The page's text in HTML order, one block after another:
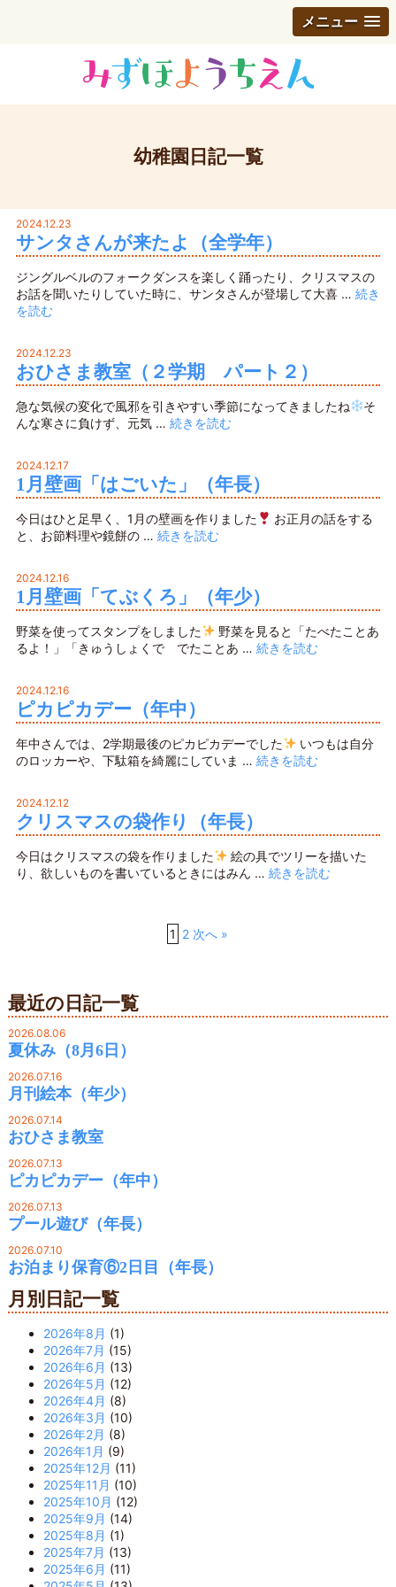
メニュー
幼稚園日記一覧
2024.12.23
サンタさんが来たよ（全学年）
ジングルベルのフォークダンスを楽しく踊ったり、クリスマスの
お話を聞いたりしていた時に、サンタさんが登場して大喜 … 続き
を読む
2024.12.23
おひさま教室（２学期 パート２）
急な気候の変化で風邪を引きやすい季節になってきましたね
そ
んな寒さに負けず、元気 … 続きを読む
2024.12.17
1月壁画「はごいた」（年長）
今日はひと足早く、1月の壁画を作りました
お正月の話をする
と、お節料理や鏡餅の … 続きを読む
2024.12.16
1月壁画「てぶくろ」（年少）
野菜を使ってスタンプをしました
野菜を見ると「たべたことあ
るよ！」「きゅうしょくで でたことあ … 続きを読む
2024.12.16
ピカピカデー（年中）
年中さんでは、2学期最後のピカピカデーでした
いつもは自分
のロッカーや、下駄箱を綺麗にしていま … 続きを読む
2024.12.12
クリスマスの袋作り（年長）
今日はクリスマスの袋を作りました
絵の具でツリーを描いた
り、欲しいものを書いているときにはみん … 続きを読む
1 2 次へ »
最近の日記一覧
2026.08.06
夏休み（8月6日）
2026.07.16
月刊絵本（年少）
2026.07.14
おひさま教室
2026.07.13
ピカピカデー（年中）
2026.07.13
プール遊び（年長）
2026.07.10
お泊まり保育⑥2日目（年長）
月別日記一覧
2026年8月 (1)
2026年7月 (15)
2026年6月 (13)
2026年5月 (12)
2026年4月 (8)
2026年3月 (10)
2026年2月 (8)
2026年1月 (9)
2025年12月 (11)
2025年11月 (10)
2025年10月 (12)
2025年9月 (14)
2025年8月 (1)
2025年7月 (13)
2025年6月 (11)